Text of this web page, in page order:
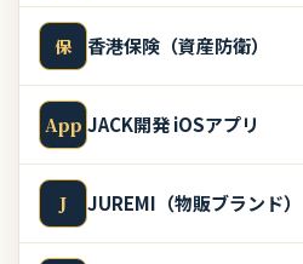
保 香港保険（資産防衛）
App JACK開発 iOSアプリ
J JUREMI（物販ブランド）